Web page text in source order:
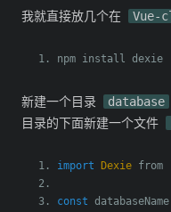
我就直接放几个在 Vue-
npm install dexie
新建一个目录
database
目录的下面新建一个文件
import Dexie from
const databaseName